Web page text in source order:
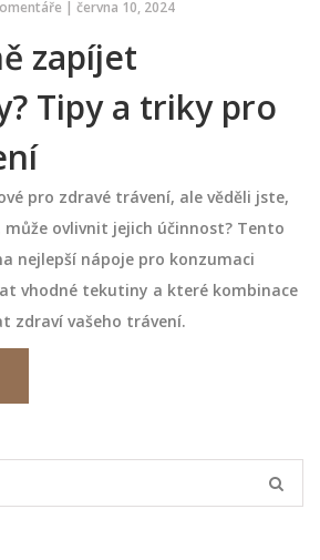
| června 10, 2024
zapíjet
Tipy a triky pro
pro zdravé trávení, ale věděli jste,
ovlivnit jejich účinnost? Tento
nejlepší nápoje pro konzumaci
vhodné tekutiny a které kombinace
zdraví vašeho trávení.